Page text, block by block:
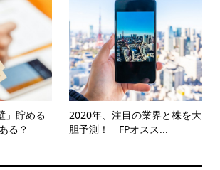
」貯める
る？
2020年、注目の業界と株を大
胆予測！ FPオスス...